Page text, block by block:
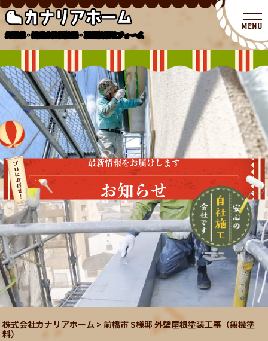
北関東・埼玉の外壁塗装・屋根塗装リフォーム
最新情報をお届けします
お知らせ
株式会社カナリアホーム > 前橋市 S様邸 外壁屋根塗装工事（無機塗
料）